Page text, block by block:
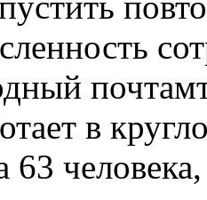
в
63